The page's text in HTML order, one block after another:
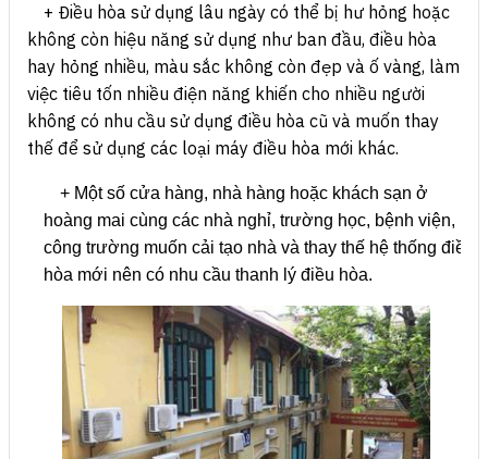
+ Điều hòa sử dụng lâu ngày có thể bị hư hỏng hoặc
không còn hiệu năng sử dụng như ban đầu, điều hòa
hay hỏng nhiều, màu sắc không còn đẹp và ố vàng, làm
việc tiêu tốn nhiều điện năng khiến cho nhiều người
không có nhu cầu sử dụng điều hòa cũ và muốn thay
thế để sử dụng các loại máy điều hòa mới khác.
+ Một số cửa hàng, nhà hàng hoặc khách sạn ở
hoàng mai cùng các nhà nghỉ, trường học, bệnh viện,
công trường muốn cải tạo nhà và thay thế hệ thống điều
hòa mới nên có nhu cầu thanh lý điều hòa.